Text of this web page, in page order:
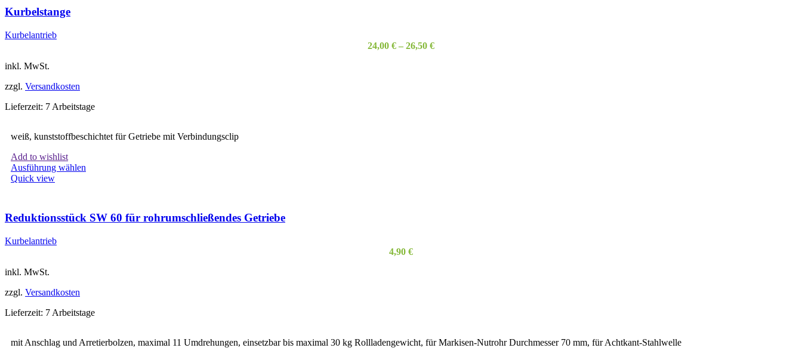
Kurbelstange
Kurbelantrieb
24,00 € – 26,50 €
inkl. MwSt.
zzgl. Versandkosten
Lieferzeit: 7 Arbeitstage
weiß, kunststoffbeschichtet für Getriebe mit Verbindungsclip
Add to wishlist
Ausführung wählen
auf.
Quick view
Reduktionsstück SW 60 für rohrumschließendes Getriebe
Kurbelantrieb
4,90 €
inkl. MwSt.
zzgl. Versandkosten
Lieferzeit: 7 Arbeitstage
mit Anschlag und Arretierbolzen, maximal 11 Umdrehungen, einsetzbar bis maximal 30 kg Rollladengewicht, für Markisen-Nutrohr Durchmesser 70 mm, für Achtkant-Stahlwelle